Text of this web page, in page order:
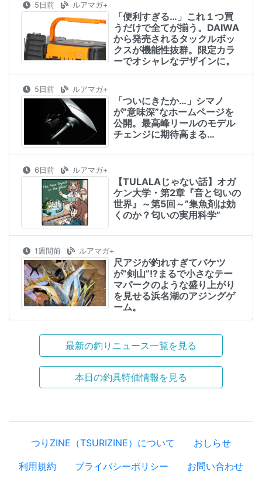
5日前 ルアマガ+
「便利すぎる…」これ１つ買
うだけで全てが揃う。DAIWA
から発売されるタックルボッ
クスが機能性抜群。限定カラ
ーでオシャレなデザインに。
5日前 ルアマガ+
「ついにきたか…」シマノ
が”意味深”なホームページを
公開。最高峰リールのモデル
チェンジに期待高まる…
6日前 ルアマガ+
【TULALAじゃない話】オガ
ケン大学・第2章『音と匂いの
世界』～第5回～”集魚剤は効
くのか？匂いの実用科学”
1週間前 ルアマガ+
尺アジが釣れすぎてバケツ
が”剣山”!?まるで小さなテー
マパークのような盛り上がり
を見せる浜名湖のアジングゲ
ーム。
最新の釣りニュース一覧を見る
本日の釣具特価情報を見る
つりZINE（TSURIZINE）について
おしらせ
利用規約
プライバシーポリシー お問い合わせ